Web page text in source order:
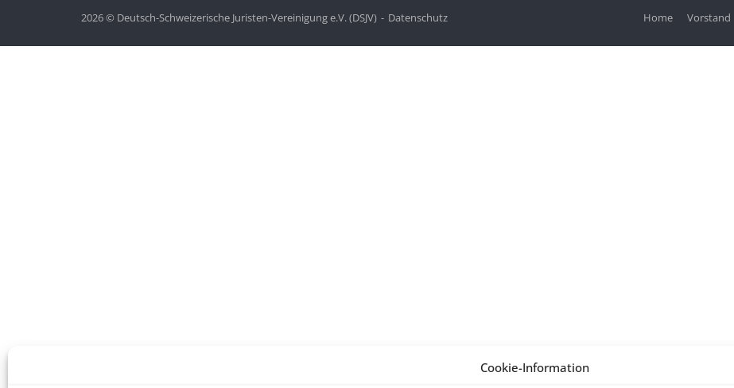
Cookie-Information
2026 © Deutsch-Schweizerische Juristen-Vereinigung e.V. (DSJV) Datenschutz Home Vorstand